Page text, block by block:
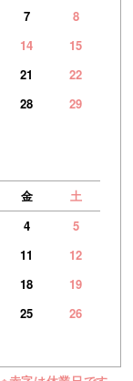
7
8
14
15
21
22
28
29
金
土
4
5
11
12
18
19
25
26